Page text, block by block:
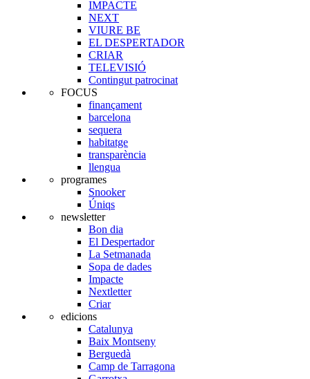
IMPACTE
NEXT
VIURE BE
EL DESPERTADOR
CRIAR
TELEVISIÓ
Contingut patrocinat
FOCUS
finançament
barcelona
sequera
habitatge
transparència
llengua
programes
Snooker
Úniqs
newsletter
Bon dia
El Despertador
La Setmanada
Sopa de dades
Impacte
Nextletter
Criar
edicions
Catalunya
Baix Montseny
Berguedà
Camp de Tarragona